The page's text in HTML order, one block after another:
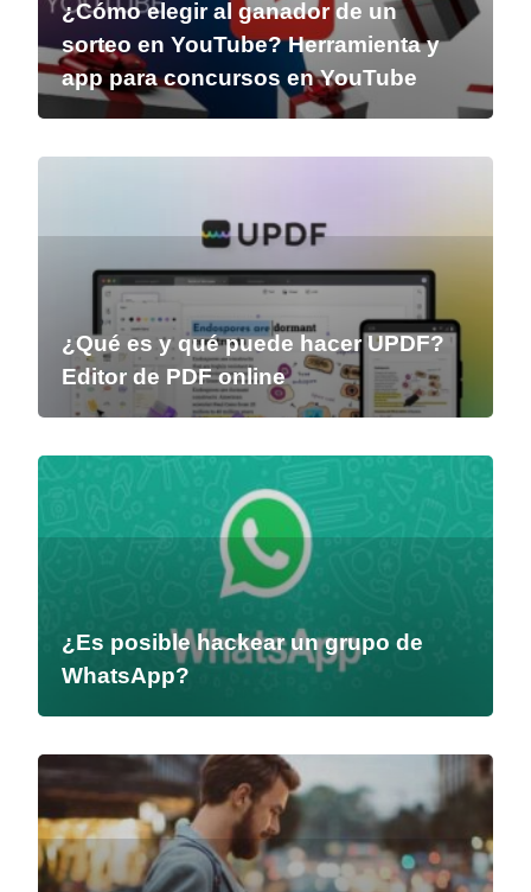
¿Cómo elegir al ganador de un
sorteo en YouTube? Herramienta y
app para concursos en YouTube
¿Qué es y qué puede hacer UPDF?
Editor de PDF online
¿Es posible hackear un grupo de
WhatsApp?